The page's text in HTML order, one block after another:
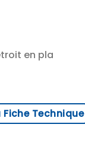
en pla
Fiche Technique